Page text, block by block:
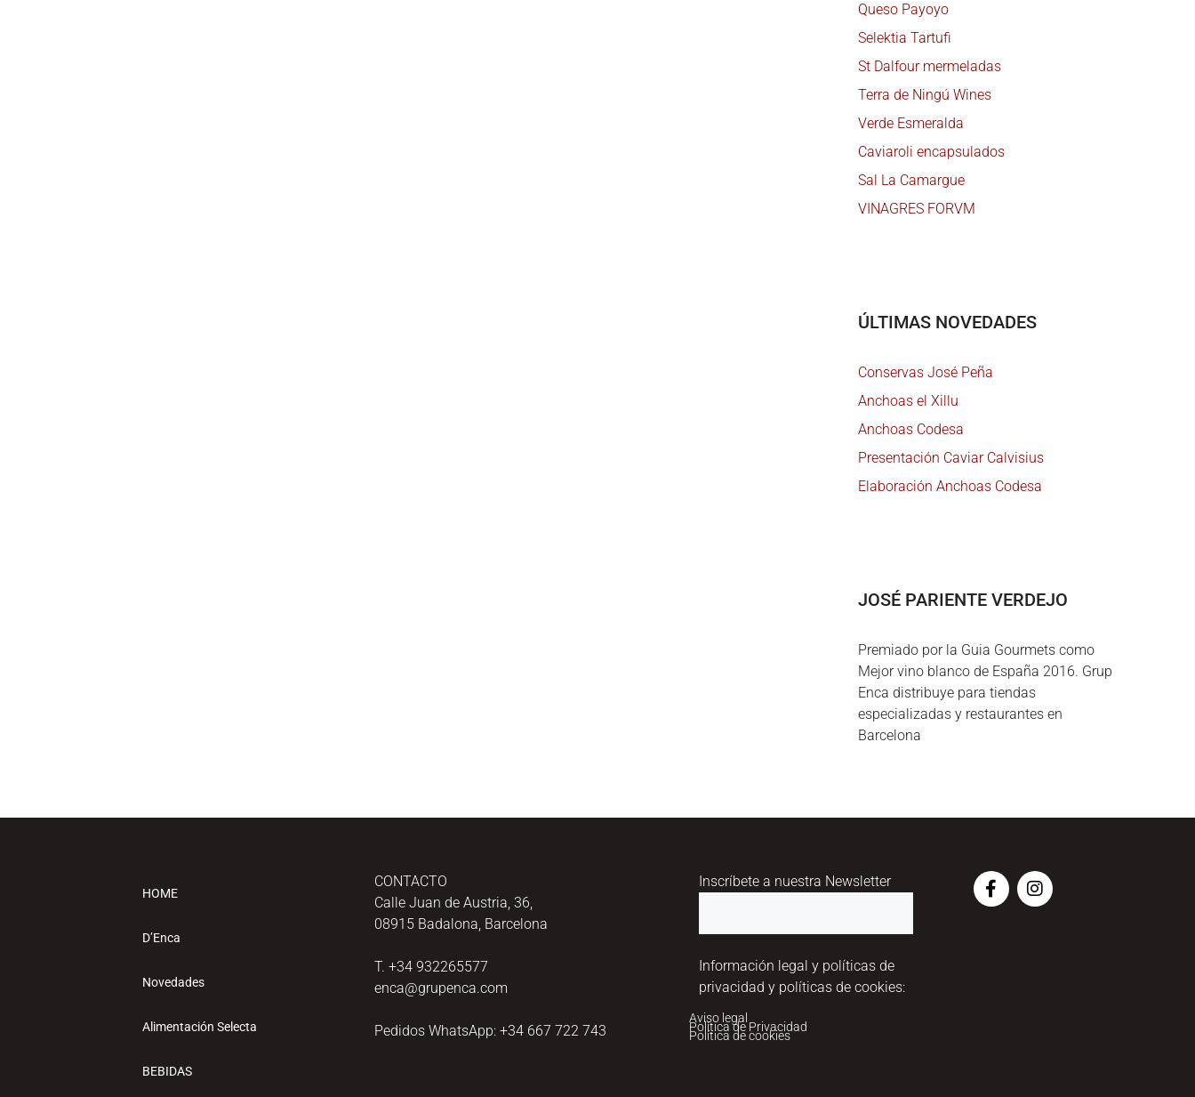
Queso Payoyo
Selektia Tartufi
St Dalfour mermeladas
Terra de Ningú Wines
Verde Esmeralda
Caviaroli encapsulados
Sal La Camargue
VINAGRES FORVM
ÚLTIMAS NOVEDADES
Conservas José Peña
Anchoas el Xillu
Anchoas Codesa
Presentación Caviar Calvisius
Elaboración Anchoas Codesa
JOSÉ PARIENTE VERDEJO
Premiado por la Guia Gourmets como
Mejor vino blanco de España 2016. Grup
Enca distribuye para tiendas
especializadas y restaurantes en
Barcelona
HOME
D’Enca
Novedades
Alimentación Selecta
BEBIDAS
CONTACTO
Calle Juan de Austria, 36,
08915 Badalona, Barcelona
T. +34 932265577
enca@grupenca.com
Pedidos WhatsApp: +34 667 722 743
Inscríbete a nuestra Newsletter
Información legal y políticas de
privacidad y políticas de cookies:
Aviso legal
Política de Privacidad
Política de cookies